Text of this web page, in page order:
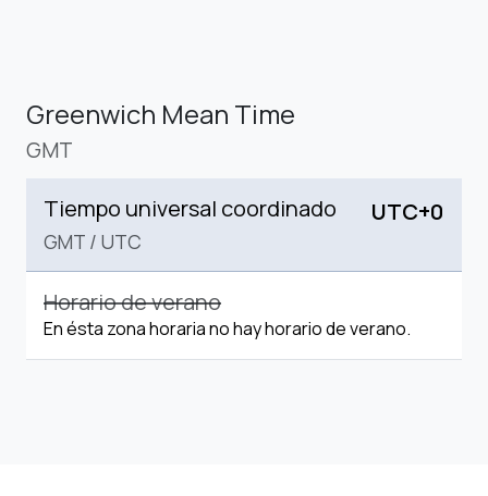
Greenwich Mean Time
GMT
Tiempo universal coordinado
GMT / UTC
UTC+0
Horario de verano
En ésta zona horaria no hay horario de verano.